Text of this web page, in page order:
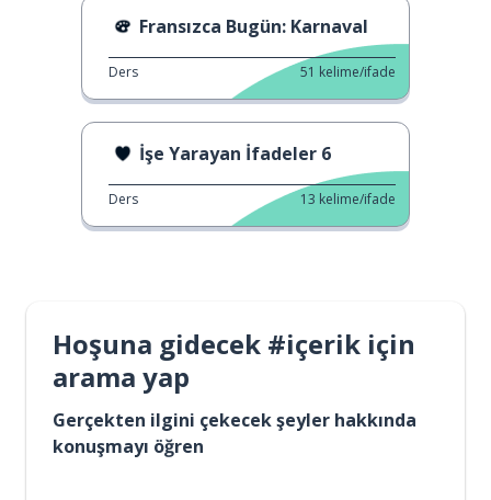
Fransızca Bugün: Karnaval
Ders 51 kelime/ifade
İşe Yarayan İfadeler 6
Ders 13 kelime/ifade
Hoşuna gidecek #içerik için
arama yap
Gerçekten ilgini çekecek şeyler hakkında
konuşmayı öğren